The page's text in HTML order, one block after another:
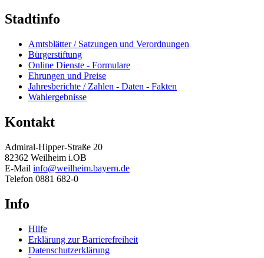
Stadtinfo
Amtsblätter / Satzungen und Verordnungen
Bürgerstiftung
Online Dienste - Formulare
Ehrungen und Preise
Jahresberichte / Zahlen - Daten - Fakten
Wahlergebnisse
Kontakt
Admiral-Hipper-Straße 20
82362 Weilheim i.OB
E-Mail info@weilheim.bayern.de
Telefon 0881 682-0
Info
Hilfe
Erklärung zur Barrierefreiheit
Datenschutzerklärung